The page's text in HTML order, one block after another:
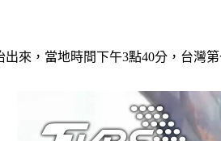
來，當地時間下午3點40分，台灣